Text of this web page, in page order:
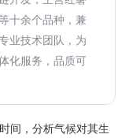
十余个品种，兼
业技术团队，为
化服务，品质可
间，分析气候对其生